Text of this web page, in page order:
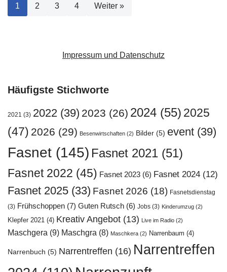
1 2 3 4 Weiter »
Impressum und Datenschutz
Häufigste Stichworte
2021 (3) 2022 (39) 2023 (26) 2024 (55) 2025
(47) 2026 (29) Besenwirtschaften (2) Bilder (5) event (39)
Fasnet (145) Fasnet 2021 (51)
Fasnet 2022 (45) Fasnet 2023 (6) Fasnet 2024 (12)
Fasnet 2025 (33) Fasnet 2026 (18) Fasnetsdienstag
(3) Frühschoppen (7) Guten Rutsch (6) Jobs (3) Kinderumzug (2)
Klepfer 2021 (4) Kreativ Angebot (13) Live im Radio (2)
Maschgera (9) Maschgra (8) Maschkera (2) Narrenbaum (4)
Narrenbuch (5) Narrentreffen (16) Narrentreffen